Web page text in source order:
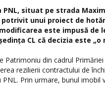
PNL, situat pe strada
unui proiect de
este impusă de
CL că decizia este „o
Patrimoniu din cadrul
rezilierii contractului de
Prin urmare, bunul imobil